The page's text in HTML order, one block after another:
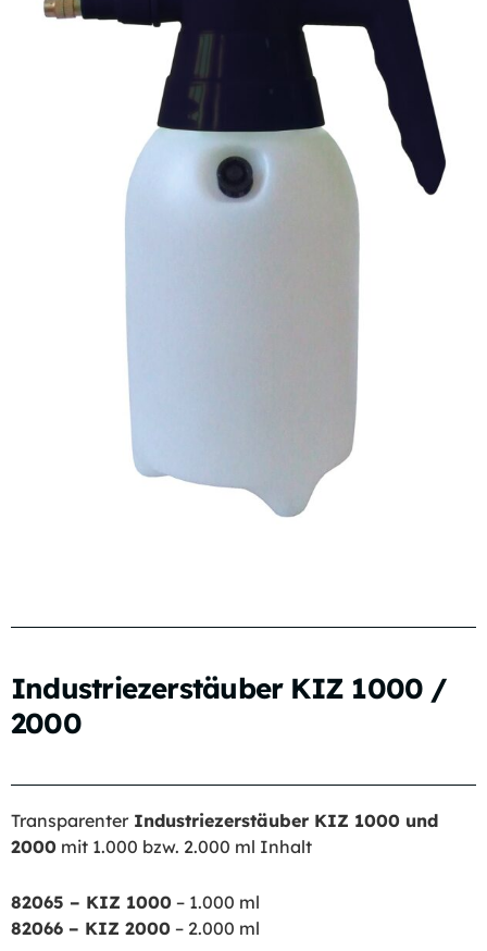
Industriezerstäuber KIZ 1000 /
2000
Transparenter Industriezerstäuber KIZ 1000 und
2000 mit 1.000 bzw. 2.000 ml Inhalt
82065 – KIZ 1000 – 1.000 ml
82066 – KIZ 2000 – 2.000 ml